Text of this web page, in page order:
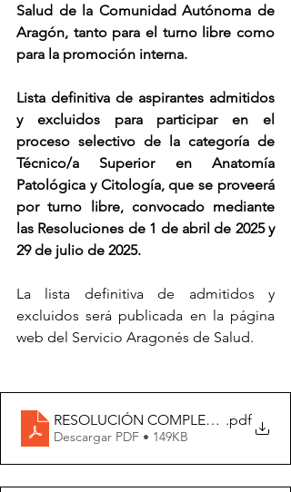
Salud de la Comunidad Autónoma de
Aragón, tanto para el turno libre como
para la promoción interna.
Lista definitiva de aspirantes admitidos
y excluidos para participar en el
proceso selectivo de la categoría de
Técnico/a Superior en Anatomía
Patológica y Citología, que se proveerá
por turno libre, convocado mediante
las Resoluciones de 1 de abril de 2025 y
29 de julio de 2025.
La lista definitiva de admitidos y
excluidos será publicada en la página
web del Servicio Aragonés de Salud.
RESOLUCIÓN COMPLETA..pdf
Descargar PDF • 149KB